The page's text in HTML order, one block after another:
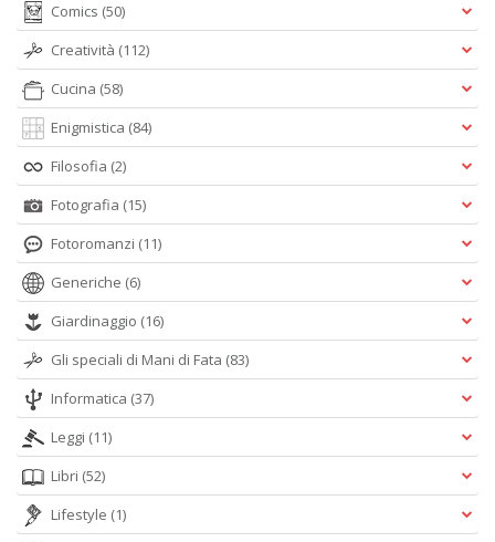
Comics (50)
Creatività (112)
Cucina (58)
Enigmistica (84)
Filosofia (2)
Fotografia (15)
Fotoromanzi (11)
Generiche (6)
Giardinaggio (16)
Gli speciali di Mani di Fata (83)
Informatica (37)
Leggi (11)
Libri (52)
Lifestyle (1)